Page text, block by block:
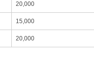
20,000
15,000
20,000